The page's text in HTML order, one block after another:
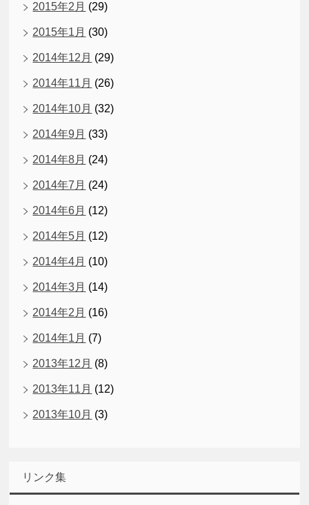
2015年2月 (29)
2015年1月 (30)
2014年12月 (29)
2014年11月 (26)
2014年10月 (32)
2014年9月 (33)
2014年8月 (24)
2014年7月 (24)
2014年6月 (12)
2014年5月 (12)
2014年4月 (10)
2014年3月 (14)
2014年2月 (16)
2014年1月 (7)
2013年12月 (8)
2013年11月 (12)
2013年10月 (3)
リンク集